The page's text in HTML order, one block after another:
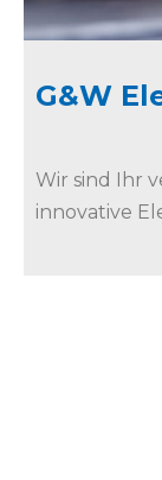
G&W
Wir sind Ihr
innovative